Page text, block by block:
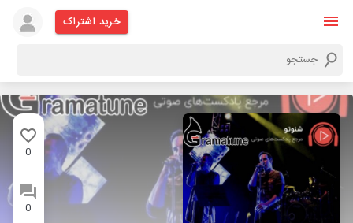
خرید اشتراک
0
0